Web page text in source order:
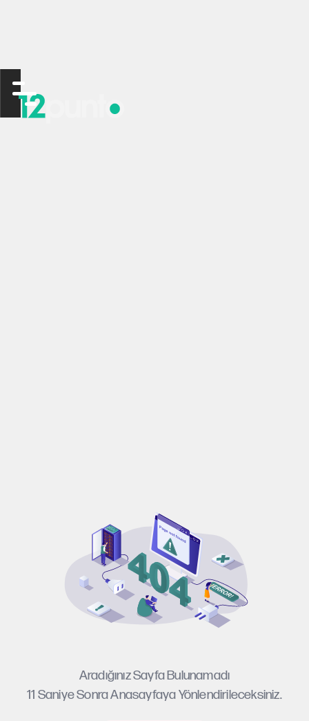
Aradığınız Sayfa Bulunamadı
11 Saniye Sonra Anasayfaya Yönlendirileceksiniz.